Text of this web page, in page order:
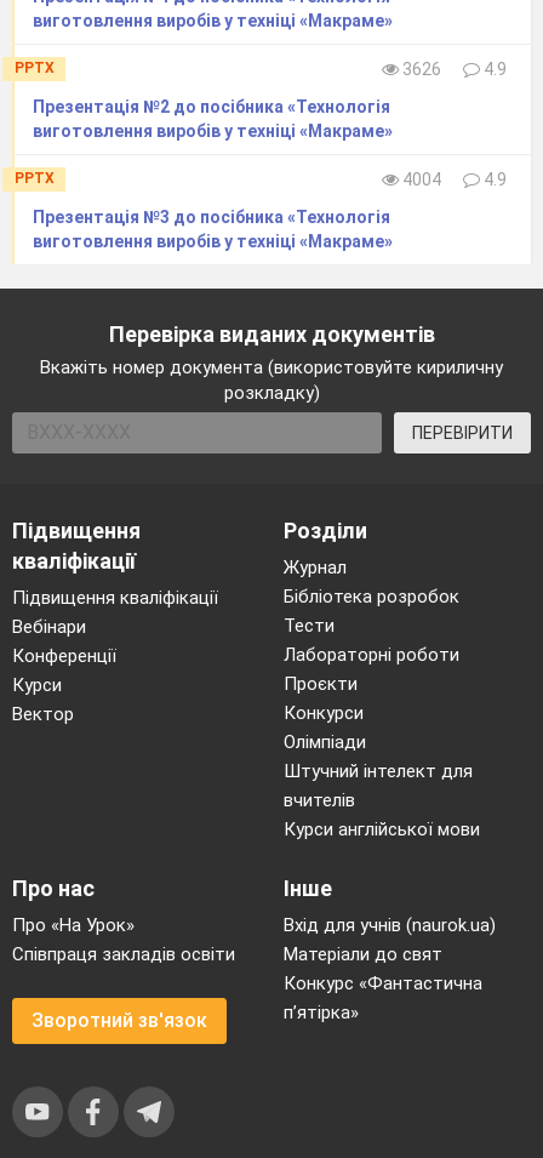
виготовлення виробів у техніці «Макраме»
PPTX 3626
4.9
Презентація №2 до посібника «Технологія
виготовлення виробів у техніці «Макраме»
PPTX 4004
4.9
Презентація №3 до посібника «Технологія
виготовлення виробів у техніці «Макраме»
Перевірка виданих документів
Вкажіть номер документа (використовуйте кириличну
розкладку)
ПЕРЕВІРИТИ
Підвищення
кваліфікації
Підвищення кваліфікації
Вебінари
Конференції
Курси
Вектор
Розділи
Журнал
Бібліотека розробок
Тести
Лабораторні роботи
Проєкти
Конкурси
Олімпіади
Штучний інтелект для
вчителів
Курси англійської мови
Про нас
Про «На Урок»
Співпраця закладів освіти
Зворотний зв'язок
Інше
Вхід для учнів (naurok.ua)
Матеріали до свят
Конкурс «Фантастична
п’ятірка»